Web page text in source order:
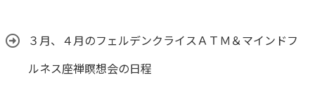
３月、４月のフェルデンクライスＡＴＭ＆マインドフ
ルネス座禅瞑想会の日程